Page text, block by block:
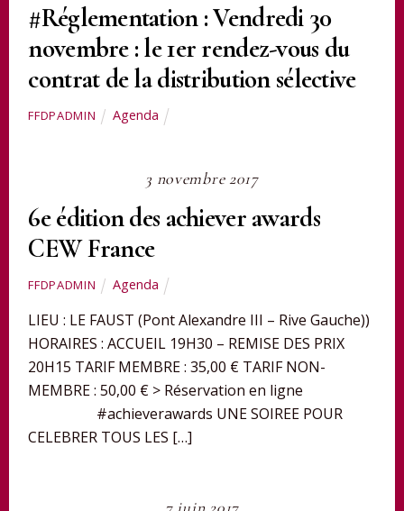
#Réglementation : Vendredi 30
novembre : le 1er rendez-vous du
contrat de la distribution sélective
FFDPADMIN Agenda
3 novembre 2017
6e édition des achiever awards
CEW France
FFDPADMIN Agenda
LIEU : LE FAUST (Pont Alexandre III – Rive Gauche))
HORAIRES : ACCUEIL 19H30 – REMISE DES PRIX
20H15 TARIF MEMBRE : 35,00 € TARIF NON-
MEMBRE : 50,00 € > Réservation en ligne
#achieverawards UNE SOIREE POUR
CELEBRER TOUS LES […]
7 juin 2017